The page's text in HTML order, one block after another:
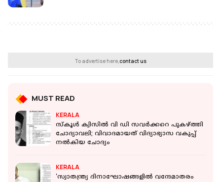
To advertise here,contact us
MUST READ
KERALA
സ്‌കൂള്‍ ക്വിസില്‍ വി ഡി സവര്‍ക്കറെ പുകഴ്ത്തി
ചോദ്യാവലി; വിവാദമായത് വിദ്യാഭ്യാസ വകുപ്പ്
നല്‍കിയ ചോദ്യം
KERALA
'സ്വാതന്ത്ര്യ ദിനാഘോഷങ്ങളിൽ വന്ദേമാതരം